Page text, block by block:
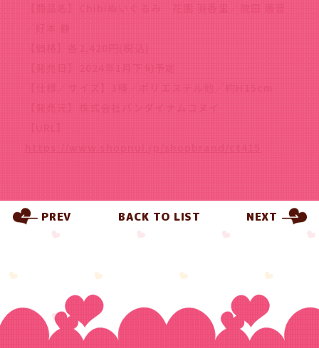
【商品名】Chibiぬいぐるみ 花園 羽香里／院田 唐音
／好本 静
【価格】各2,420円(税込)
【発売日】2024年1月下旬予定
【仕様／サイズ】3種／ポリエステル他／約H15cm
【発売元】株式会社バンダイナムコヌイ
【URL】
https://www.shopnui.jp/shopbrand/ct415
PREV BACK TO LIST NEXT